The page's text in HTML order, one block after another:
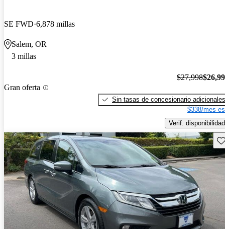
SE FWD 6,878 millas
Salem, OR
3 millas
Gran oferta
$27,998
Sin tasas de concesionario adicionales
$338/mes
Verif. disponibilidad